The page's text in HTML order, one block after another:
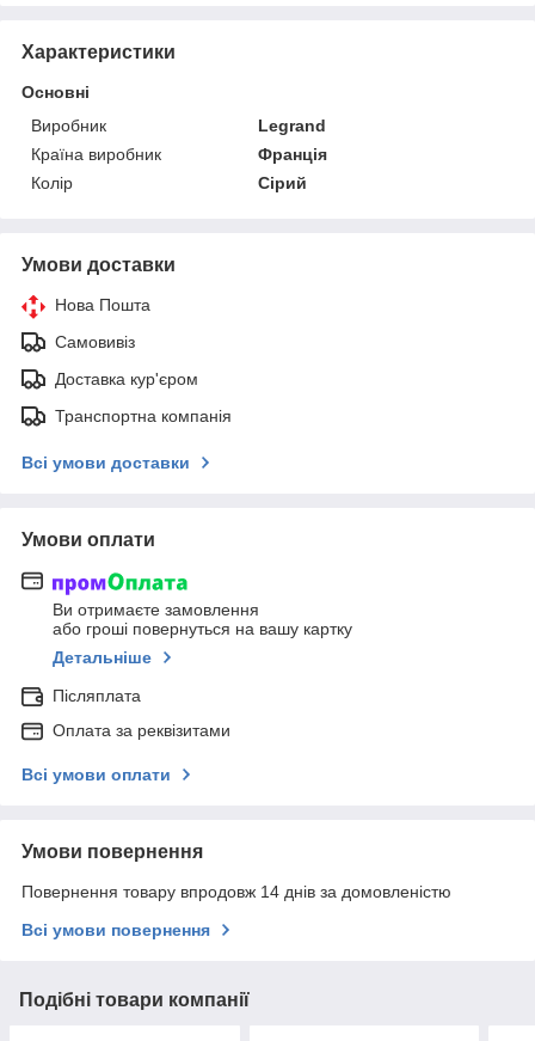
Характеристики
Основні
Виробник
Legrand
Країна виробник
Франція
Колір
Сірий
Умови доставки
Нова Пошта
Самовивіз
Доставка кур'єром
Транспортна компанія
Всі умови доставки
Умови оплати
Ви отримаєте замовлення
або гроші повернуться на вашу картку
Детальніше
Післяплата
Оплата за реквізитами
Всі умови оплати
Умови повернення
Повернення товару впродовж 14 днів за домовленістю
Всі умови повернення
Подібні товари компанії